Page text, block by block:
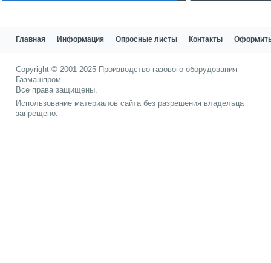
Показать все теги
Главная Информация Опросные листы Контакты Оформить
Copyright © 2001-2025 Производство газового оборудования
Газмашпром
Все права защищены.
Использование материалов сайта без разрешения владельца
запрещено.